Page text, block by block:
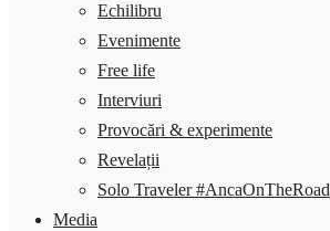
Echilibru
Evenimente
Free life
Interviuri
Provocări & experimente
Revelații
Solo Traveler #AncaOnTheRoad
Media